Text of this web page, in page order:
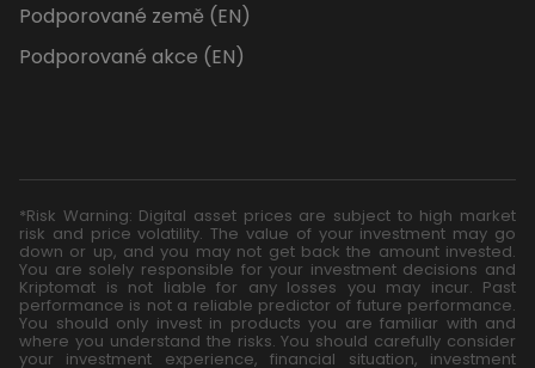
Podporované země (EN)
Podporované akce (EN)
*Risk Warning: Digital asset prices are subject to high market
risk and price volatility. The value of your investment may go
down or up, and you may not get back the amount invested.
You are solely responsible for your investment decisions and
Kriptomat is not liable for any losses you may incur. Past
performance is not a reliable predictor of future performance.
You should only invest in products you are familiar with and
where you understand the risks. You should carefully consider
your investment experience, financial situation, investment